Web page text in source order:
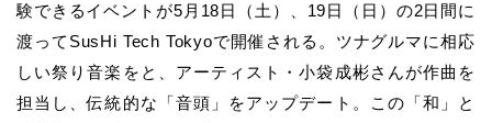
験できるイベントが5月18日（土）、19日（日）の2日間に
渡ってSusHi Tech Tokyoで開催される。ツナグルマに相応
しい祭り音楽をと、アーティスト・小袋成彬さんが作曲を
担当し、伝統的な「音頭」をアップデート。この「和」と